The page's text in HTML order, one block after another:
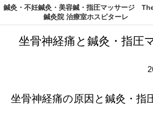
鍼灸・不妊鍼灸・美容鍼・指圧マッサージ The
鍼灸院 治療室ホスピターレ
坐骨神経痛と鍼灸・指圧
坐骨神経痛の原因と鍼灸・指